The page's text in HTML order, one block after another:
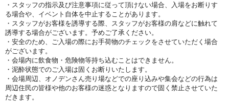
・スタッフの指示及び注意事項に従って頂けない場合、入場をお断りす
る場合や、イベント自体を中止することがあります。
・スタッフがお客様を誘導する際、スタッフがお客様の肩などに触れて
誘導する場合がございます。予めご了承ください。
・安全のため、ご入場の際にお手荷物のチェックをさせていただく場合
がございます。
・会場内に飲食物・危険物等持ち込むことはできません。
・泥酔状態でのご入場は固くお断りいたします。
・会場周辺、オノデンさん売り場などでの座り込みや集会などの行為は
周辺住民の皆様や他のお客様の迷惑となりますので固く禁止させていた
だきます。